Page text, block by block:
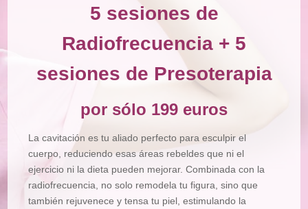
Microblading
Pestañas
Peluquería
5 sesiones de
Radiofrecuencia + 5
sesiones de Presoterapia
por sólo 199 euros
La cavitación es tu aliado perfecto para esculpir el
cuerpo, reduciendo esas áreas rebeldes que ni el
ejercicio ni la dieta pueden mejorar. Combinada con la
radiofrecuencia, no solo remodela tu figura, sino que
también rejuvenece y tensa tu piel, estimulando la